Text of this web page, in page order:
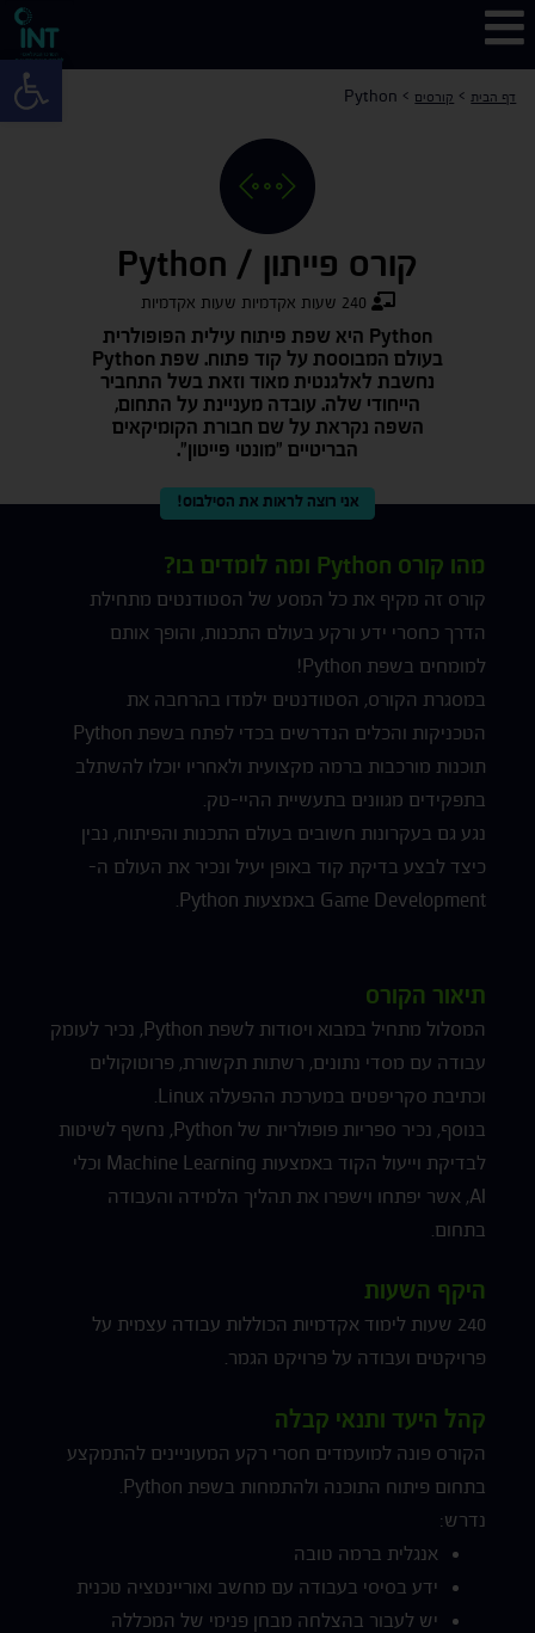
דף הבית > קורסים >
Python
קורס פייתון / Python
Python היא שפת פיתוח עילית הפופולרית
בעולם המבוססת על קוד פתוח. שפת Python
נחשבת לאלגנטית מאוד וזאת בשל התחביר
הייחודי שלה. עובדה מעניינת על התחום,
השפה נקראת על שם חבורת הקומיקאים
הבריטיים "מונטי פייטון".
אני רוצה לראות את הסילבוס!
מהו קורס Python ומה לומדים בו?
קורס זה מקיף את כל המסע של הסטודנטים מתחילת
הדרך כחסרי ידע ורקע בעולם התכנות, והופך אותם
למומחים בשפת Python!
במסגרת הקורס, הסטודנטים ילמדו בהרחבה את
הטכניקות והכלים הנדרשים בכדי לפתח בשפת Python
תוכנות מורכבות ברמה מקצועית ולאחריו יוכלו להשתלב
בתפקידים מגוונים בתעשיית ההיי-טק.
נגע גם בעקרונות חשובים בעולם התכנות והפיתוח, נבין
כיצד לבצע בדיקת קוד באופן יעיל ונכיר את העולם ה-
Game Development באמצעות Python.
תיאור הקורס
המסלול מתחיל במבוא ויסודות לשפת Python, נכיר לעומק
עבודה עם מסדי נתונים, רשתות תקשורת, פרוטוקולים
וכתיבת סקריפטים במערכת ההפעלה Linux.
בנוסף, נכיר ספריות פופולריות של Python, נחשף לשיטות
לבדיקת וייעול הקוד באמצעות Machine Learning וכלי
AI, אשר יפתחו וישפרו את תהליך הלמידה והעבודה
בתחום.
היקף השעות
240 שעות לימוד אקדמיות הכוללות עבודה עצמית על
פרויקטים ועבודה על פרויקט הגמר.
קהל היעד ותנאי קבלה
הקורס פונה למועמדים חסרי רקע המעוניינים להתמקצע
בתחום פיתוח התוכנה ולהתמחות בשפת Python.
נדרש:
אנגלית ברמה טובה
ידע בסיסי בעבודה עם מחשב ואוריינטציה טכנית
יש לעבור בהצלחה מבחן פנימי של המכללה